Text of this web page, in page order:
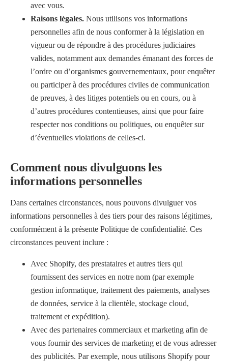
avec vous.
Raisons légales. Nous utilisons vos informations
personnelles afin de nous conformer à la législation en
vigueur ou de répondre à des procédures judiciaires
valides, notamment aux demandes émanant des forces de
l’ordre ou d’organismes gouvernementaux, pour enquêter
ou participer à des procédures civiles de communication
de preuves, à des litiges potentiels ou en cours, ou à
d’autres procédures contentieuses, ainsi que pour faire
respecter nos conditions ou politiques, ou enquêter sur
d’éventuelles violations de celles-ci.
Comment nous divulguons les
informations personnelles
Dans certaines circonstances, nous pouvons divulguer vos
informations personnelles à des tiers pour des raisons légitimes,
conformément à la présente Politique de confidentialité. Ces
circonstances peuvent inclure :
Avec Shopify, des prestataires et autres tiers qui
fournissent des services en notre nom (par exemple
gestion informatique, traitement des paiements, analyses
de données, service à la clientèle, stockage cloud,
traitement et expédition).
Avec des partenaires commerciaux et marketing afin de
vous fournir des services de marketing et de vous adresser
des publicités. Par exemple, nous utilisons Shopify pour